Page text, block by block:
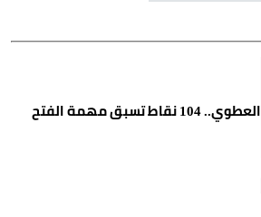
العطوي.. 104 نقاط تسبق مهمة الفتح